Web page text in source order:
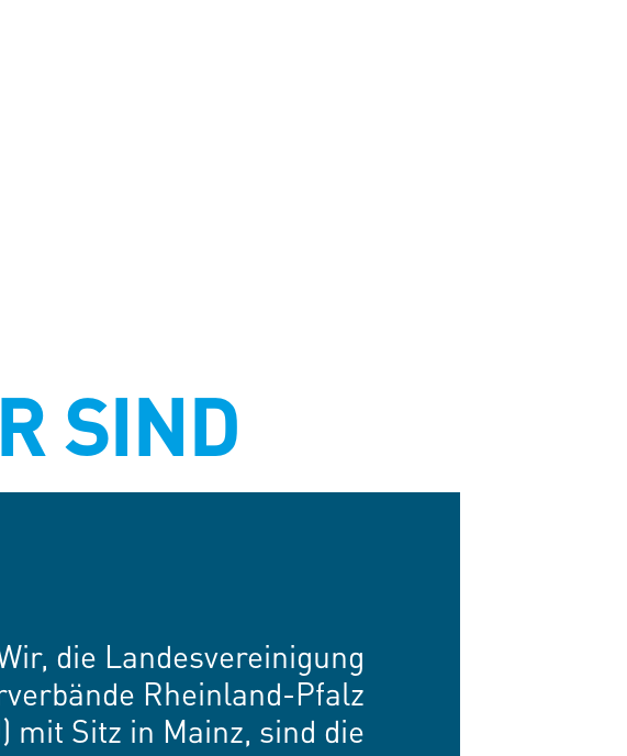
SIND
die Landesvereinigung
Rheinland-Pfalz
mit Sitz in Mainz, sind die